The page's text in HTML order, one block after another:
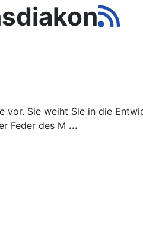
Sie weiht Sie in die
Feder des M ...